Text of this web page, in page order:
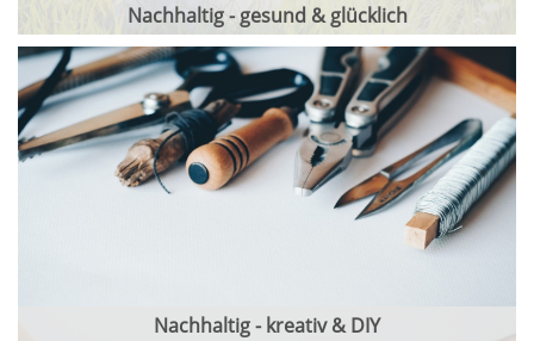
Nachhaltig - gesund & glücklich
Nachhaltig - kreativ & DIY